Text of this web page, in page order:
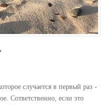
случается в первый раз -
Сответственно, если это